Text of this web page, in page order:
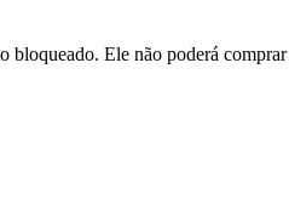
bloqueado. Ele não poderá